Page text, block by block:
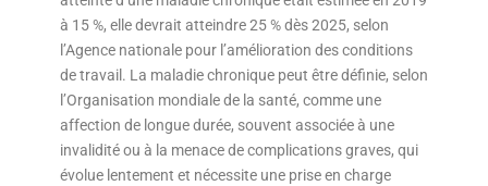
à 15 %, elle devrait atteindre 25 % dès 2025, selon
l’Agence nationale pour l’amélioration des conditions
de travail. La maladie chronique peut être définie, selon
l’Organisation mondiale de la santé, comme une
affection de longue durée, souvent associée à une
invalidité ou à la menace de complications graves, qui
évolue lentement et nécessite une prise en charge